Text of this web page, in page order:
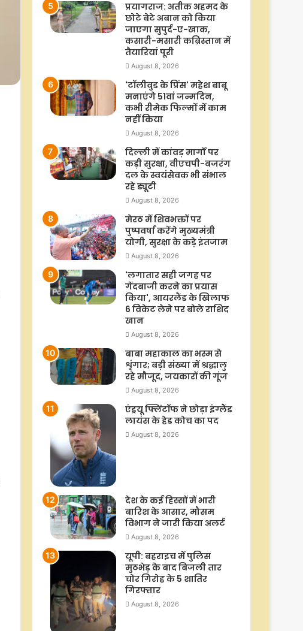
प्रयागराज: अतीक अहमद के
छोटे बेटे अबान को किया
जाएगा सुपुर्द-ए-खाक,
कसारी-मसारी कब्रिस्तान में
तैयारियां पूरी
August 8, 2026
'टॉलीवुड के प्रिंस' महेश बाबू
मनाएंगे 51वां जन्मदिन,
कभी रीमेक फिल्मों में काम
नहीं किया
August 8, 2026
दिल्ली में कांवड़ मार्गों पर
कड़ी सुरक्षा, वीएचपी-बजरंग
दल के स्वयंसेवक भी संभाल
रहे ड्यूटी
August 8, 2026
मेरठ में शिवभक्तों पर
पुष्पवर्षा करेंगे मुख्यमंत्री
योगी, सुरक्षा के कड़े इंतजाम
August 8, 2026
'लगातार सही जगह पर
गेंदबाजी करने का प्रयास
किया', आयरलैंड के खिलाफ
6 विकेट लेने पर बोले राशिद
खान
August 8, 2026
बाबा महाकाल का भस्म से
शृंगार; बड़ी संख्या में श्रद्धालु
रहे मौजूद, जयकारों की गूंज
August 8, 2026
एंड्रयू फ्लिंटॉफ ने छोड़ा इंग्लैंड
लायंस के हेड कोच का पद
August 8, 2026
देश के कई हिस्सों में भारी
बारिश के आसार, मौसम
विभाग ने जारी किया अलर्ट
August 8, 2026
यूपी: बहराइच में पुलिस
मुठभेड़ के बाद बिजली तार
चोर गिरोह के 5 शातिर
गिरफ्तार
August 8, 2026